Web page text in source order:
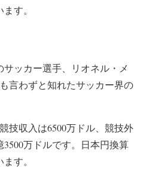
す。
ッカー選手、リオネル・メ
言わずと知れたサッカー界の
技収入は6500万ドル、競技外
万ドルです。日本円換算
す。